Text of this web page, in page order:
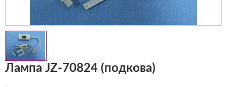
Лампа JZ-70824 (подкова)